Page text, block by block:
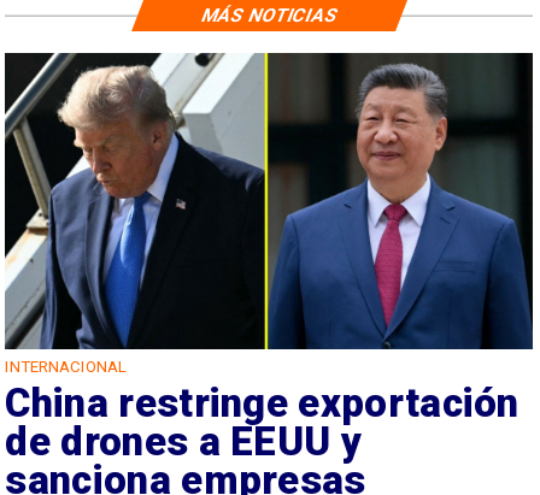
INTERNACIONAL
China restringe exportación
de drones a EEUU y
sanciona empresas
MÁS NOTICIAS